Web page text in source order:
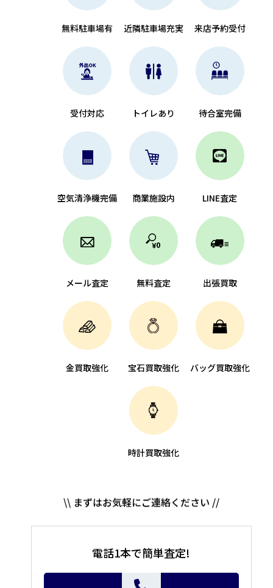
無料駐車場有 近隣駐車場充実 来店予約受付
受付対応 トイレあり 待合室完備
空気清浄機完備 商業施設内 LINE査定
メール査定 無料査定 出張買取
金買取強化 宝石買取強化 バッグ買取強化
時計買取強化
\\ まずはお気軽にご連絡ください //
電話1本で簡単査定!